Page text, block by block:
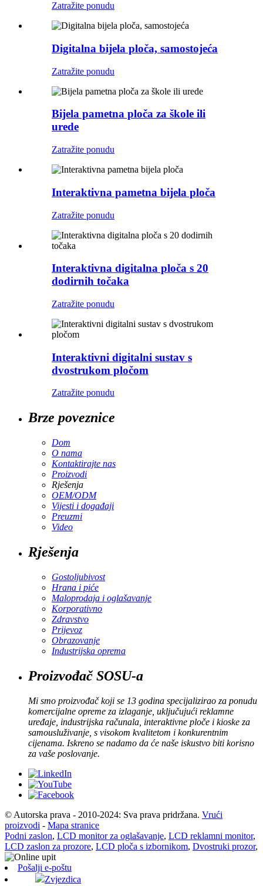
Zatražite ponudu
Digitalna bijela ploča, samostojeća
Zatražite ponudu
Bijela pametna ploča za škole ili
urede
Zatražite ponudu
Interaktivna pametna bijela ploča
Zatražite ponudu
Interaktivna digitalna ploča s 20
dodirnih točaka
Zatražite ponudu
Interaktivni digitalni sustav s
dvostrukom pločom
Zatražite ponudu
Brze poveznice
Dom
O nama
Kontaktirajte nas
Proizvodi
Rješenja
OEM/ODM
Vijesti i događaji
Preuzmi
Video
Rješenja
Gostoljubivost
Hrana i piće
Maloprodaja i oglašavanje
Korporativno
Zdravstvo
Prijevoz
Obrazovanje
Industrijska oprema
Proizvođač SOSU-a
Mi smo proizvođač koji se 13 godina specijalizirao za ponudu
komercijalne opreme za izlaganje, uključujući reklamne
uređaje, industrijska računala, interaktivne ploče i kioske za
samousluživanje, s visokom kvalitetom i konkurentnim
cijenama. Iskreno se nadamo da će naše iskustvo biti korisno
za vaše poslovanje.
© Autorska prava - 2010-2024: Sva prava pridržana. Vrući
proizvodi - Mapa stranice
Podni zaslon, LCD monitor za oglašavanje, LCD reklamni monitor,
LCD zaslon za prozore, LCD ploča s izbornikom, Dvostruki prozor,
Pošalji e-poštu
Zvjezdica